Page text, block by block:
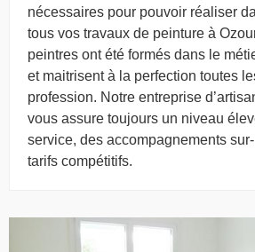
nécessaires pour pouvoir réaliser
tous vos travaux de peinture à
peintres ont été formés dans le
et maitrisent à la perfection toutes
profession. Notre entreprise
vous assure toujours un niveau
service, des accompagnements
tarifs compétitifs.